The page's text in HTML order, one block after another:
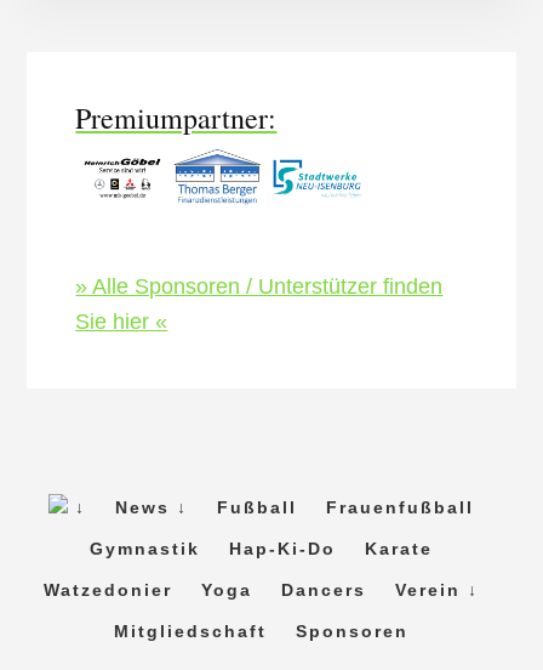
Premiumpartner:
» Alle Sponsoren / Unterstützer finden
Sie hier «
↓ News ↓ Fußball Frauenfußball
Gymnastik Hap-Ki-Do Karate
Watzedonier Yoga Dancers Verein ↓
Mitgliedschaft Sponsoren